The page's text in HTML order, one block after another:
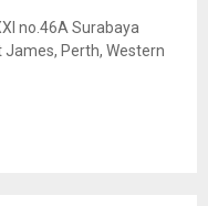
no.46A Surabaya
James, Perth, Western